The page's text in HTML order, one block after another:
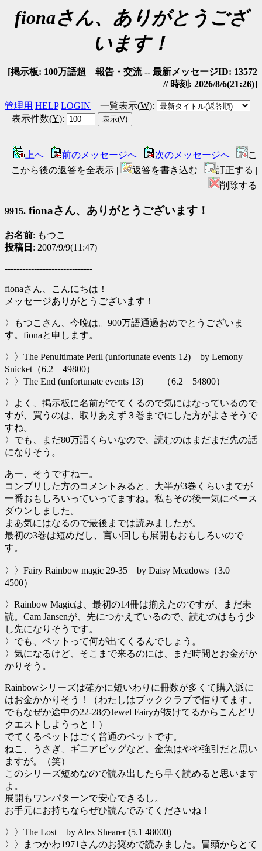
fionaさん、ありがとうござ
います！
[掲示板: 100万語超 報告・交流 -- 最新メッセージID: 13572
// 時刻: 2026/8/6(21:26)]
管理用 HELP LOGIN 一覧表示(W):
表示件数(Y):
上へ | 前のメッセージへ | 次のメッセージへ |
こ
こから後の返答を全表示 |
返答を書き込む |
訂正する |
削除する
9915. fionaさん、ありがとうございます！
お名前: もつこ
投稿日 : 2007/9/9(11:47)
------------------------------
fionaさん、こんにちは！
メッセージありがとうございます！
〉もつこさん、今晩は。900万語通過おめでとうございま
す。fionaと申します。
〉〉The Penultimate Peril (unfortunate events 12) by Lemony
Snicket（6.2 49800）
〉〉The End (unfortunate events 13) （6.2 54800）
〉よく、掲示板に名前がでてくるので気にはなっているので
すが、買うのは、取りあえず３巻までにした方がよさそうで
すね。
〉でも、まだ80万語くらいなので、読むのはまだまだ先の話
になりそう。
あー、そうですねー。
コンプリした方のコメントみると、大半が3巻くらいまでが
一番おもしろいっていってますね。私もその後一気にペース
ダウンしました。
まあ気にはなるので最後までは読みましたが。
最初の3巻は短めだし、言い回しも展開もおもしろいので
す。
〉〉Fairy Rainbow magic 29-35 by Daisy Meadows（3.0
4500）
〉Rainbow Magicは、最初の14冊は揃えたのですが、まだ未
読。Cam Jansenが、先につかえているので、読むのはもう少
し先になりそうです。
〉でも、ペットって何が出てくるんでしょう。
〉気になるけど、そこまで来るのには、まだ時間とお金がか
かりそう。
Rainbowシリーズは確かに短いわりに冊数が多くて購入派に
はお金かかりそう！（わたしはブッククラブで借りてます。
でもなぜか途中の22-28のJewel Fairyが抜けてるからこんどリ
クエストしようっと！）
でてくるペットはごく普通のペットです。
ねこ、うさぎ、ギニアピッグなど。金魚はやや強引だと思い
ますが。（笑）
このシリーズ短めなので読み出したら早く読めると思います
よ。
展開もワンパターンで安心できるし。
お手元にお持ちならぜひ読んでみてくださいね！
〉〉The Lost by Alex Shearer (5.1 48000)
〉〉まつかわ1971さんのお奨めで読みました。冒頭からとて